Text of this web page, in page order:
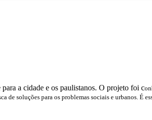
a cidade e os paulistanos. O projeto foi c
de soluções para os problemas sociais e urbanos. É